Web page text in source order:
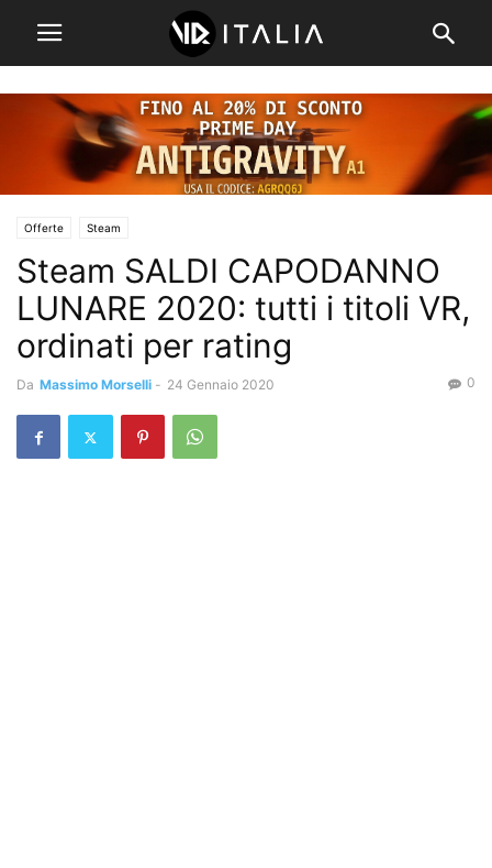
Offerte Steam
Steam SALDI CAPODANNO
LUNARE 2020: tutti i titoli VR,
ordinati per rating
Da Massimo Morselli - 24 Gennaio 2020 0